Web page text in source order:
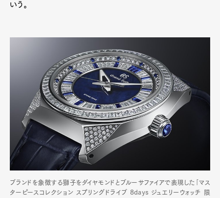
いう。
ブランドを象徴する獅子をダイヤモンドとブルーサファイアで表現した｢マス
ターピースコレクション スプリングドライブ 8days ジュエリーウォッチ 限